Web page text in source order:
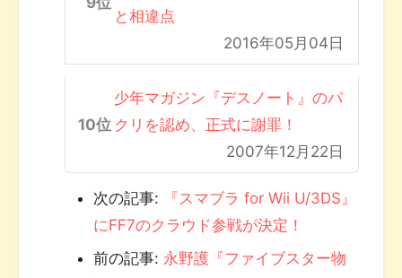
と相違点
2016年05月04日
少年マガジン『デスノート』のパ
クリを認め、正式に謝罪！
2007年12月22日
次の記事:
『スマブラ for Wii U/3DS』
にFF7のクラウド参戦が決定！
前の記事: 永野護『ファイブスター物